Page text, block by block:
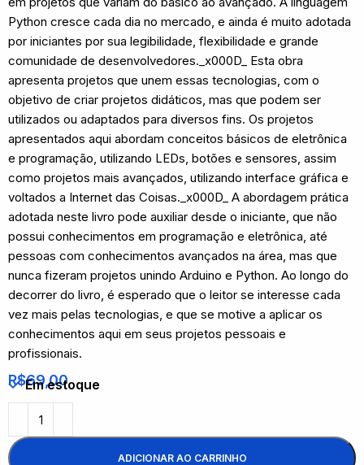
Python cresce cada dia no mercado, e ainda é muito adotada
por iniciantes por sua legibilidade, flexibilidade e grande
comunidade de desenvolvedores._x000D_ Esta obra
apresenta projetos que unem essas tecnologias, com o
objetivo de criar projetos didáticos, mas que podem ser
utilizados ou adaptados para diversos fins. Os projetos
apresentados aqui abordam conceitos básicos de eletrônica
e programação, utilizando LEDs, botões e sensores, assim
como projetos mais avançados, utilizando interface gráfica e
voltados a Internet das Coisas._x000D_ A abordagem prática
adotada neste livro pode auxiliar desde o iniciante, que não
possui conhecimentos em programação e eletrônica, até
pessoas com conhecimentos avançados na área, mas que
nunca fizeram projetos unindo Arduino e Python. Ao longo do
decorrer do livro, é esperado que o leitor se interesse cada
vez mais pelas tecnologias, e que se motive a aplicar os
conhecimentos aqui em seus projetos pessoais e
profissionais.
R$69,00
Em estoque
ADICIONAR AO CARRINHO